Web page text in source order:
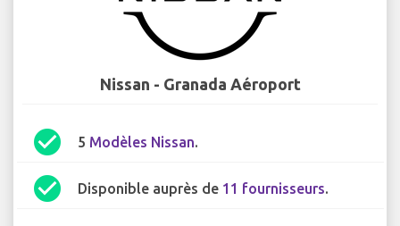
Nissan - Granada Aéroport
check_circle 5 Modèles Nissan.
check_circle Disponible auprès de 11 fournisseurs.